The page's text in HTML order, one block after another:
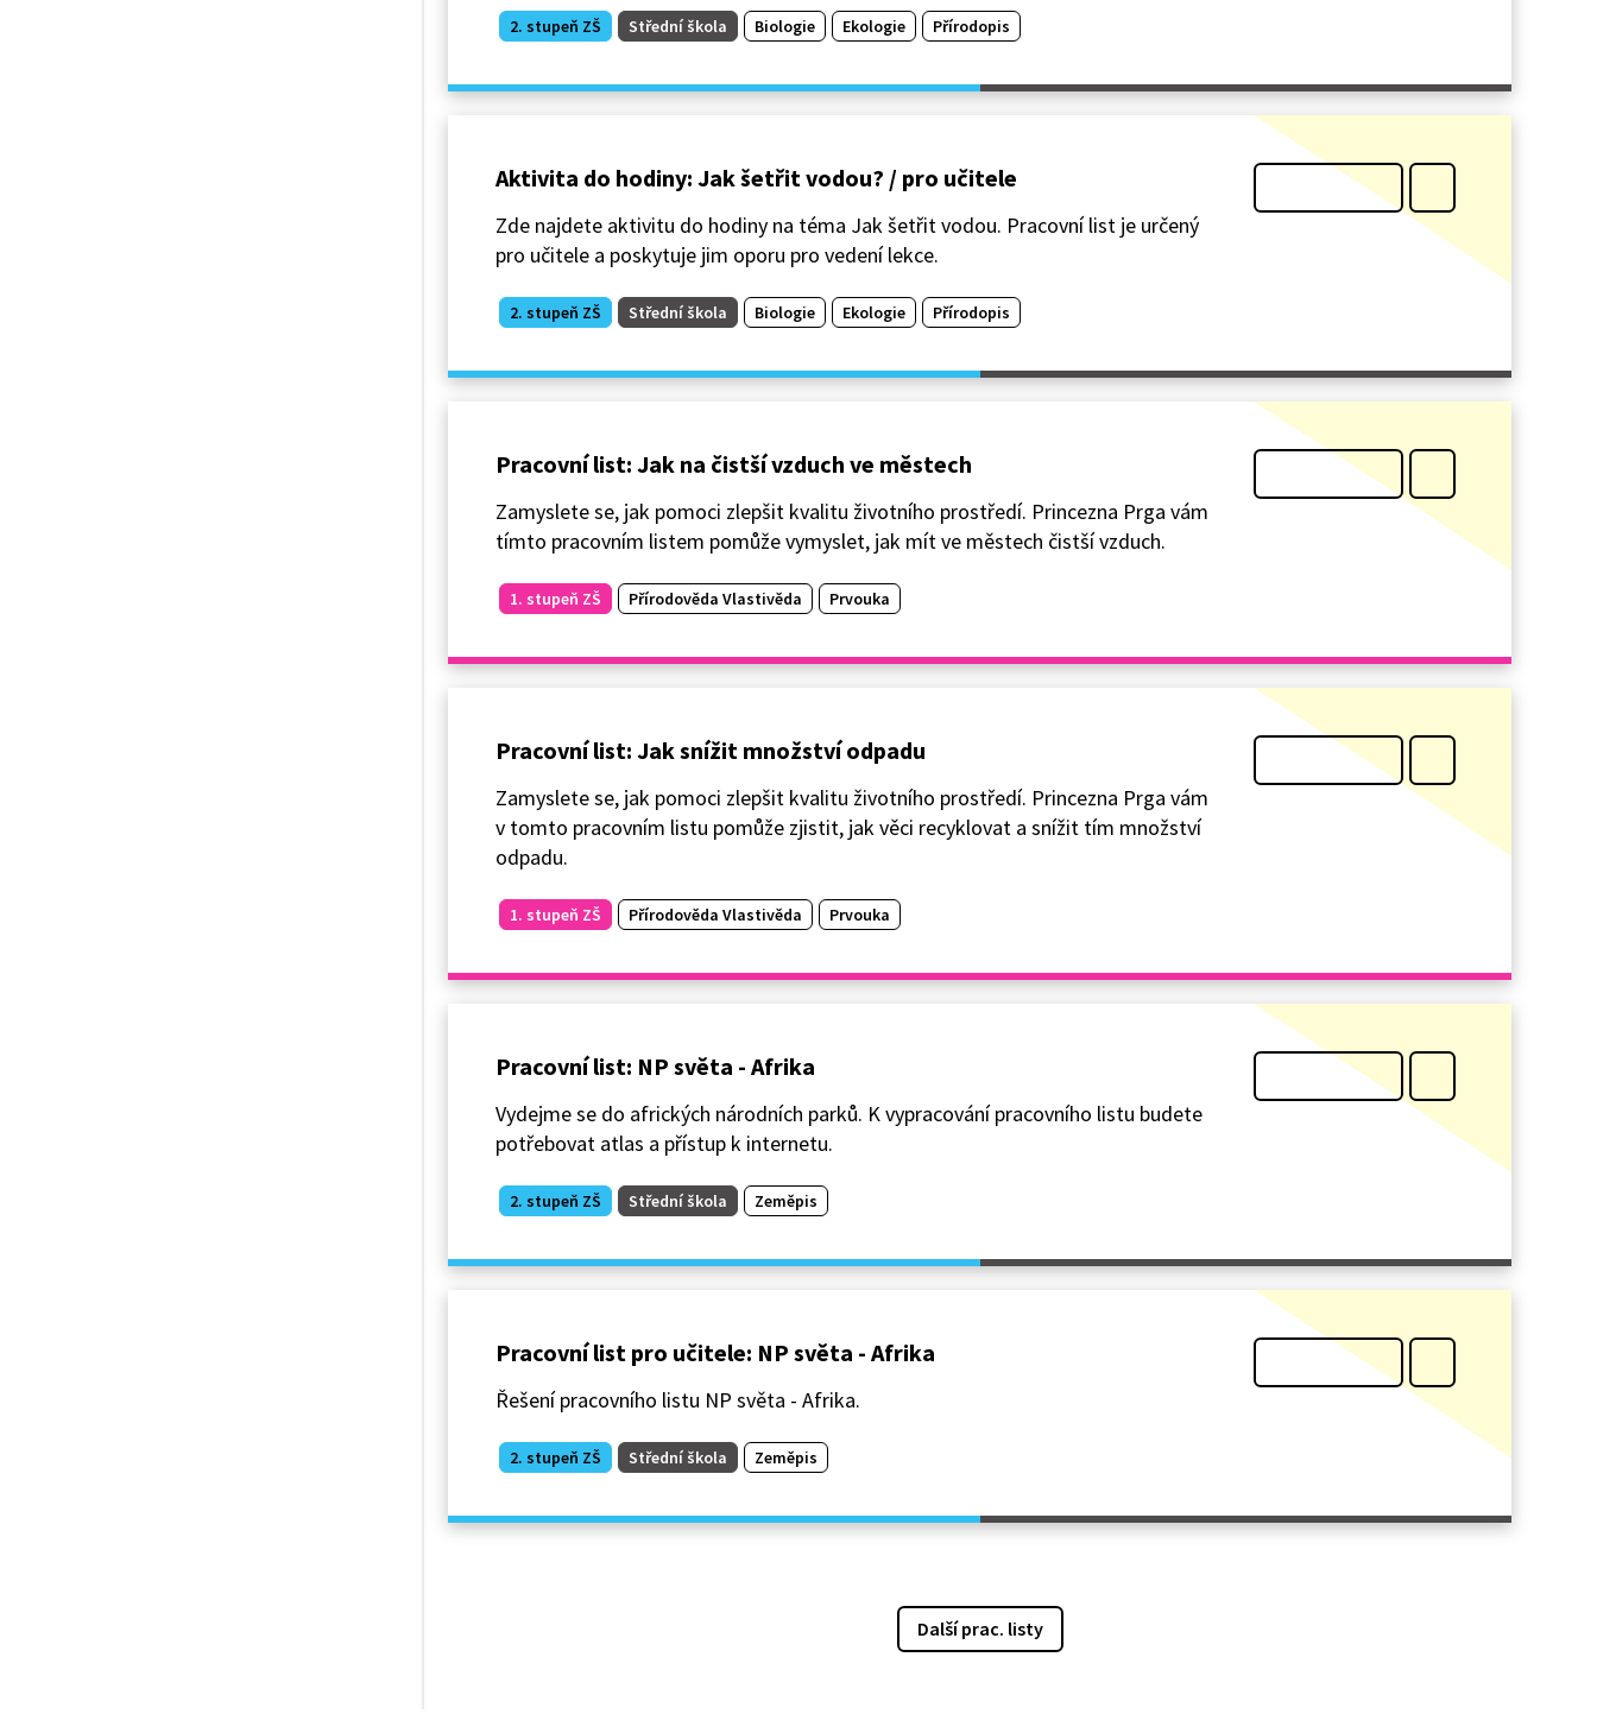
2. stupeň ZŠ Střední škola Biologie Ekologie Přírodopis
Aktivita do hodiny: Jak šetřit vodou? / pro učitele
Zde najdete aktivitu do hodiny na téma Jak šetřit vodou. Pracovní list je určený
pro učitele a poskytuje jim oporu pro vedení lekce.
2. stupeň ZŠ Střední škola Biologie Ekologie Přírodopis
Pracovní list: Jak na čistší vzduch ve městech
Zamyslete se, jak pomoci zlepšit kvalitu životního prostředí. Princezna Prga vám
tímto pracovním listem pomůže vymyslet, jak mít ve městech čistší vzduch.
1. stupeň ZŠ Přírodověda Vlastivěda Prvouka
Pracovní list: Jak snížit množství odpadu
Zamyslete se, jak pomoci zlepšit kvalitu životního prostředí. Princezna Prga vám
v tomto pracovním listu pomůže zjistit, jak věci recyklovat a snížit tím množství
odpadu.
1. stupeň ZŠ Přírodověda Vlastivěda Prvouka
Pracovní list: NP světa - Afrika
Vydejme se do afrických národních parků. K vypracování pracovního listu budete
potřebovat atlas a přístup k internetu.
2. stupeň ZŠ Střední škola Zeměpis
Pracovní list pro učitele: NP světa - Afrika
Řešení pracovního listu NP světa - Afrika.
2. stupeň ZŠ Střední škola Zeměpis
Další prac. listy